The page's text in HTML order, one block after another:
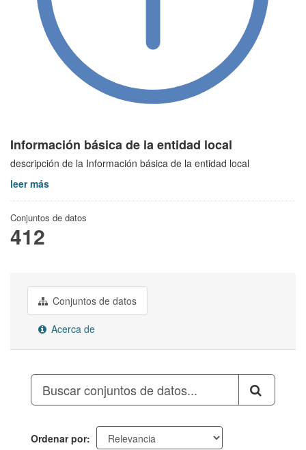
Información básica de la entidad local
descripción de la Información básica de la entidad local
leer más
Conjuntos de datos
412
Conjuntos de datos
Acerca de
Ordenar por